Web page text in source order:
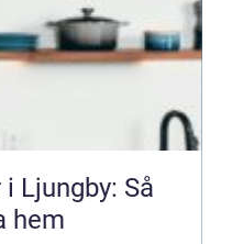
Ljungby: Så
hem